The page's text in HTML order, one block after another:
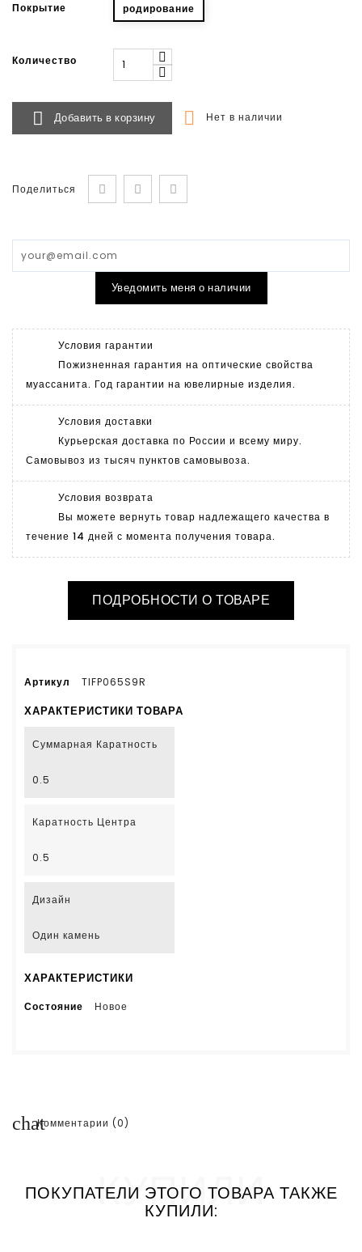
Покрытие родирование
Количество
 Добавить в корзину  Нет в наличии
Поделиться
Уведомить меня о наличии
Условия гарантии
Пожизненная гарантия на оптические свойства
муассанита. Год гарантии на ювелирные изделия.
Условия доставки
Курьерская доставка по России и всему миру.
Самовывоз из тысяч пунктов самовывоза.
Условия возврата
Вы можете вернуть товар надлежащего качества в
течение 14 дней с момента получения товара.
ПОДРОБНОСТИ О ТОВАРЕ
Артикул TIFP065S9R
ХАРАКТЕРИСТИКИ ТОВАРА
Суммарная Каратность
0.5
Каратность Центра
0.5
Дизайн
Один камень
ХАРАКТЕРИСТИКИ
Состояние Новое
chatКомментарии (0)
ПОКУПАТЕЛИ ЭТОГО ТОВАРА ТАКЖЕ
КУПИЛИ:
КУПИЛИ